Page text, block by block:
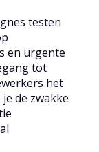
testen
en urgente
tot
het
de zwakke